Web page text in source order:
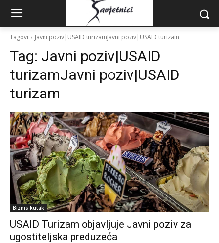
Tagovi Javni poziv|USAID turizamJavni poziv|USAID turizam
Tag: Javni poziv|USAID
turizamJavni poziv|USAID
turizam
Biznis kutak
USAID Turizam objavljuje Javni poziv za
ugostiteljska preduzeća